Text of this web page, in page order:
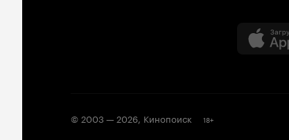
© 2003 —2026, Кинопоиск 18+